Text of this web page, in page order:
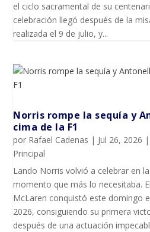
el ciclo sacramental de su
celebración llegó después de la
realizada el 9 de julio, y...
Norris rompe la sequía y
cima de la F1
por Rafael Cadenas | Jul 26, 2026 |
Principal
Lando Norris volvió a celebrar en
momento que más lo necesitaba.
McLaren conquistó este domingo
2026, consiguiendo su primera
después de una actuación